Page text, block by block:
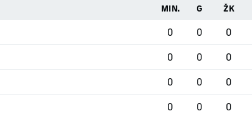
MIN. G ŽK
0 0 0
0 0 0
0 0 0
0 0 0